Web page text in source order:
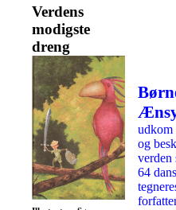
Verdens
modigste
dreng
udkom
og
verden
64